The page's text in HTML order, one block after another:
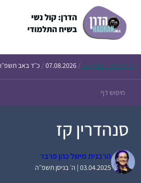
הדף היומי – חולין צט /
07.08.2026
/ כ״ד באב תשפ״ו
סנהדרין קז
הרבנית מישל כהן פרבר
03.04.2025 | ה׳ בניסן תשפ״ה